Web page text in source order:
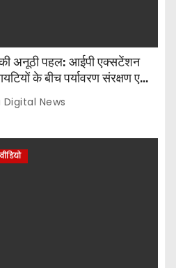
अनूठी पहल: आईपी एक्सटेंशन
के बीच पर्यावरण संरक्षण एवं
संयोजक लायन सुरेश बिंदल की अहम
News
वीडियो